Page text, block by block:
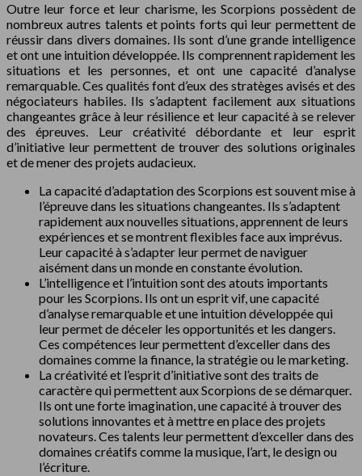
Outre leur force et leur charisme, les Scorpions possèdent de
nombreux autres talents et points forts qui leur permettent de
réussir dans divers domaines. Ils sont d’une grande intelligence
et ont une intuition développée. Ils comprennent rapidement les
situations et les personnes, et ont une capacité d’analyse
remarquable. Ces qualités font d’eux des stratèges avisés et des
négociateurs habiles. Ils s’adaptent facilement aux situations
changeantes grâce à leur résilience et leur capacité à se relever
des épreuves. Leur créativité débordante et leur esprit
d’initiative leur permettent de trouver des solutions originales
et de mener des projets audacieux.
La capacité d’adaptation des Scorpions est souvent mise à
l’épreuve dans les situations changeantes. Ils s’adaptent
rapidement aux nouvelles situations, apprennent de leurs
expériences et se montrent flexibles face aux imprévus.
Leur capacité à s’adapter leur permet de naviguer
aisément dans un monde en constante évolution.
L’intelligence et l’intuition sont des atouts importants
pour les Scorpions. Ils ont un esprit vif, une capacité
d’analyse remarquable et une intuition développée qui
leur permet de déceler les opportunités et les dangers.
Ces compétences leur permettent d’exceller dans des
domaines comme la finance, la stratégie ou le marketing.
La créativité et l’esprit d’initiative sont des traits de
caractère qui permettent aux Scorpions de se démarquer.
Ils ont une forte imagination, une capacité à trouver des
solutions innovantes et à mettre en place des projets
novateurs. Ces talents leur permettent d’exceller dans des
domaines créatifs comme la musique, l’art, le design ou
l’écriture.